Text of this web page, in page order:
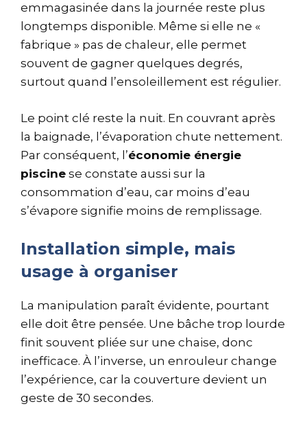
emmagasinée dans la journée reste plus
longtemps disponible. Même si elle ne «
fabrique » pas de chaleur, elle permet
souvent de gagner quelques degrés,
surtout quand l’ensoleillement est régulier.
Le point clé reste la nuit. En couvrant après
la baignade, l’évaporation chute nettement.
Par conséquent, l’économie énergie
piscine se constate aussi sur la
consommation d’eau, car moins d’eau
s’évapore signifie moins de remplissage.
Installation simple, mais
usage à organiser
La manipulation paraît évidente, pourtant
elle doit être pensée. Une bâche trop lourde
finit souvent pliée sur une chaise, donc
inefficace. À l’inverse, un enrouleur change
l’expérience, car la couverture devient un
geste de 30 secondes.